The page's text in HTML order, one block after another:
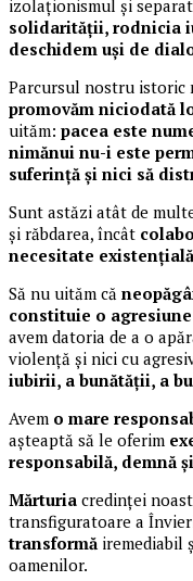
izolaționismul și
solidarității, rodnicia
deschidem uși de
Parcursul nostru istoric
promovăm niciodată
uităm: pacea este
nimănui nu-i este
suferință și nici să
Sunt astăzi atât de
și răbdarea, încât
necesitate existențială
Să nu uităm că
constituie o
avem datoria de a o
violență și nici cu
iubirii, a bunătății, a
Avem o mare
așteaptă să le oferim
responsabilă, demnă
Mărturia credinței
transfiguratoare a
transformă iremediabil
oamenilor.